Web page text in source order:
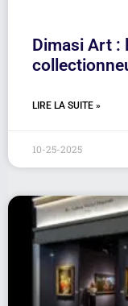
Dimasi Art :
LIRE LA SUITE »
10-25-2025